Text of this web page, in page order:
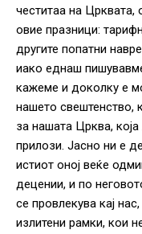
честитаа на Црквата,
овие празници:
другите попатни
иако еднаш
кажеме и доколку е
нашето свештенство,
за нашата Црква,
прилози. Јасно ни е
истиот оној веќе
децении, и по
се провлекува кај
излитени рамки, кои